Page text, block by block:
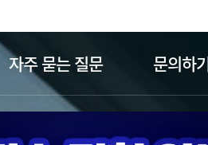
자주 묻는 질문 문의하